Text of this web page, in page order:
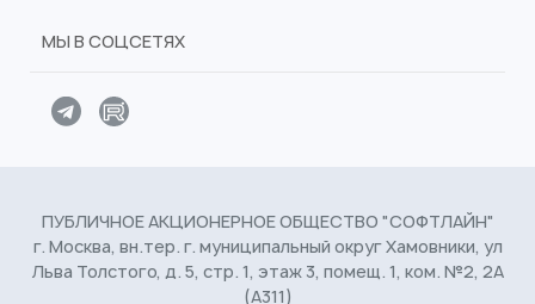
МЫ В СОЦСЕТЯХ
ПУБЛИЧНОЕ АКЦИОНЕРНОЕ ОБЩЕСТВО "СОФТЛАЙН"
г. Москва, вн.тер. г. муниципальный округ Хамовники, ул
Льва Толстого, д. 5, стр. 1, этаж 3, помещ. 1, ком. №2, 2А
(А311)